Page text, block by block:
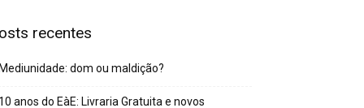
recentes
dom ou maldição?
anos do EàE: Livraria Gratuita e novos